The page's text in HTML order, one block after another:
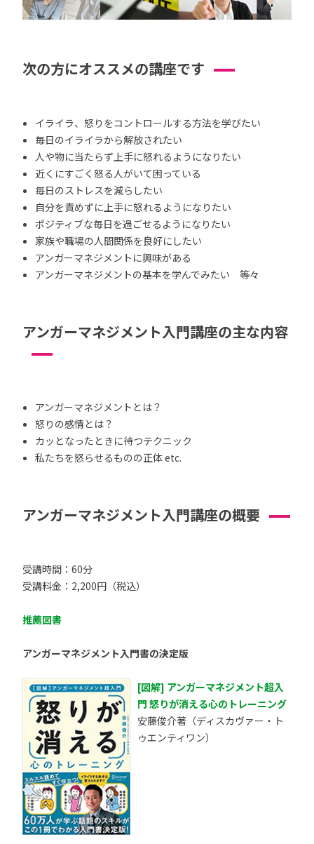
次の方にオススメの講座です
イライラ、怒りをコントロールする方法を学びたい
毎日のイライラから解放されたい
人や物に当たらず上手に怒れるようになりたい
近くにすごく怒る人がいて困っている
毎日のストレスを減らしたい
自分を責めずに上手に怒れるようになりたい
ポジティブな毎日を過ごせるようになりたい
家族や職場の人間関係を良好にしたい
アンガーマネジメントに興味がある
アンガーマネジメントの基本を学んでみたい 等々
アンガーマネジメント入門講座の主な内容
アンガーマネジメントとは？
怒りの感情とは？
カッとなったときに待つテクニック
私たちを怒らせるものの正体 etc.
アンガーマネジメント入門講座の概要
受講時間：60分
受講料金：2,200円（税込）
推薦図書
アンガーマネジメント入門書の決定版
[図解] アンガーマネジメント超入
門 怒りが消える心のトレーニング
安藤俊介著（ディスカヴァー・ト
ゥエンティワン）